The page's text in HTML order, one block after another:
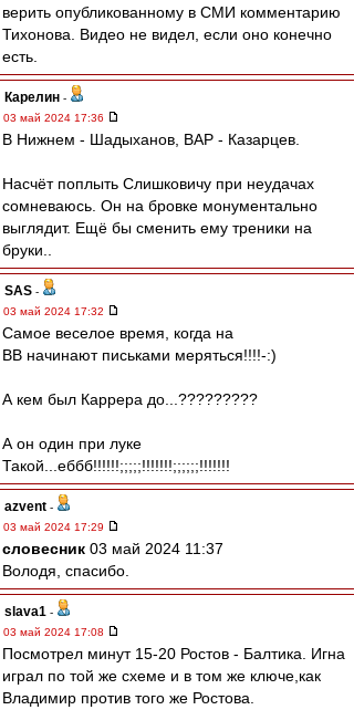
верить опубликованному в СМИ комментарию
Тихонова. Видео не видел, если оно конечно
есть.
Карелин -
03 май 2024 17:36
В Нижнем - Шадыханов, ВАР - Казарцев.
Насчёт поплыть Слишковичу при неудачах
сомневаюсь. Он на бровке монументально
выглядит. Ещё бы сменить ему треники на
бруки..
SAS -
03 май 2024 17:32
Самое веселое время, когда на
ВВ начинают письками меряться!!!!-:)
А кем был Каррера до...?????????
А он один при луке
Такой...еббб!!!!!!;;;;;!!!!!!!;;;;;;!!!!!!!
azvent -
03 май 2024 17:29
словесник 03 май 2024 11:37
Володя, спасибо.
slava1 -
03 май 2024 17:08
Посмотрел минут 15-20 Ростов - Балтика. Игна
играл по той же схеме и в том же ключе,как
Владимир против того же Ростова.